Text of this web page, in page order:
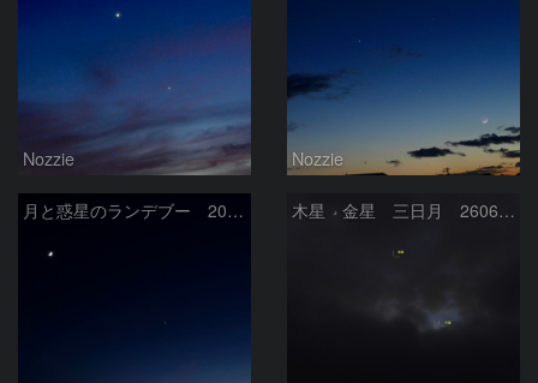
Nozzie Nozzie
月と惑星のランデブー 2026/06/19 木星 金星 三日月 260618